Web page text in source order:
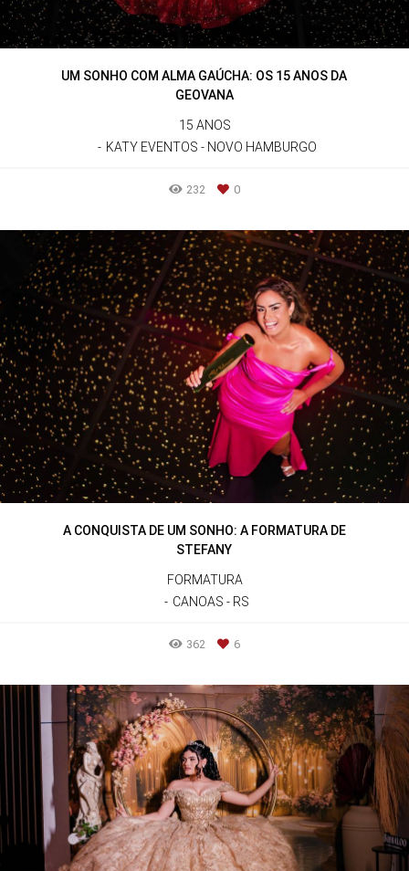
UM SONHO COM ALMA GAÚCHA: OS 15 ANOS DA
GEOVANA
15 ANOS
KATY EVENTOS - NOVO HAMBURGO
232 0
A CONQUISTA DE UM SONHO: A FORMATURA DE
STEFANY
FORMATURA
CANOAS - RS
362 6